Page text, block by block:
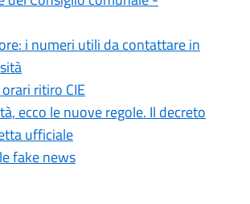
i numeri utili da contattare in
ritiro CIE
ecco le nuove regole. Il decreto
ufficiale
fake news